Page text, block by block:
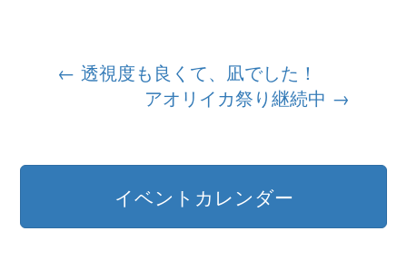
ビ
ゲ
← 透視度も良くて、凪でした！
アオリイカ祭り継続中 →
イベントカレンダー